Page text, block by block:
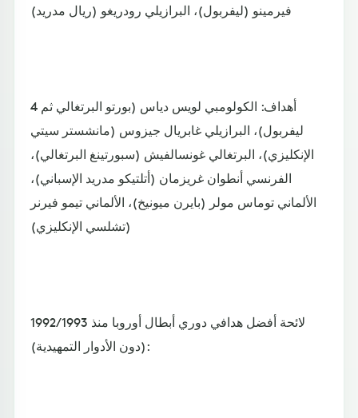
فيرمينو (ليفربول)، البرازيلي رودريغو (ريال مدريد)
4 أهداف: الكولومبي لويس دياس (بورتو البرتغالي ثم
ليفربول)، البرازيلي غابريال جيزوس (مانشستر سيتي
الإنكليزي)، البرتغالي غونسالفيش (سبورتينغ البرتغالي)،
الفرنسي أنطوان غريزمان (أتلتيكو مدريد الإسباني)،
الألماني توماس مولر (بايرن ميونيخ)، الألماني تيمو فيرنر
(تشلسي الإنكليزي)
لائحة أفضل هدافي دوري أبطال أوروبا منذ 1992/1993
(دون الأدوار التمهيدية):